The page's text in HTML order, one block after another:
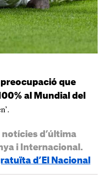
que
al Mundial del
notícies d’última
i Internacional.
d’El Nacional